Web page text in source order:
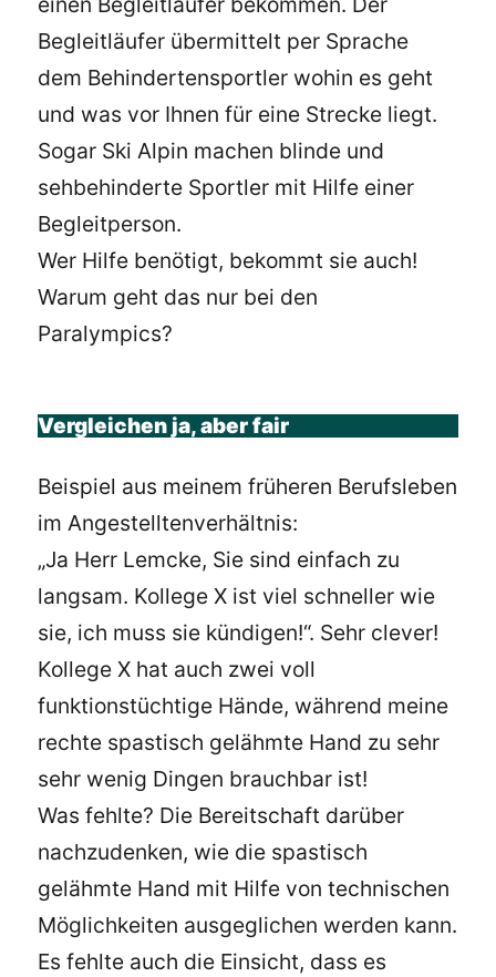
Begleitläufer übermittelt per Sprache
dem Behindertensportler wohin es geht
und was vor Ihnen für eine Strecke liegt.
Sogar Ski Alpin machen blinde und
sehbehinderte Sportler mit Hilfe einer
Begleitperson.
Wer Hilfe benötigt, bekommt sie auch!
Warum geht das nur bei den
Paralympics?
Vergleichen ja, aber fair
Beispiel aus meinem früheren Berufsleben
im Angestelltenverhältnis:
„Ja Herr Lemcke, Sie sind einfach zu
langsam. Kollege X ist viel schneller wie
sie, ich muss sie kündigen!“. Sehr clever!
Kollege X hat auch zwei voll
funktionstüchtige Hände, während meine
rechte spastisch gelähmte Hand zu sehr
sehr wenig Dingen brauchbar ist!
Was fehlte? Die Bereitschaft darüber
nachzudenken, wie die spastisch
gelähmte Hand mit Hilfe von technischen
Möglichkeiten ausgeglichen werden kann.
Es fehlte auch die Einsicht, dass es